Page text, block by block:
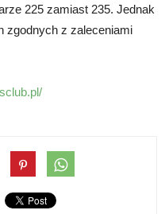
225 zamiast 235. Jednak
zgodnych z zaleceniami